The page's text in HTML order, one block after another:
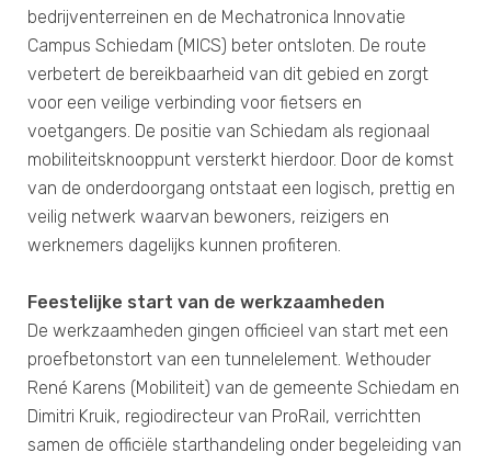
bedrijventerreinen en de Mechatronica Innovatie
Campus Schiedam (MICS) beter ontsloten. De route
verbetert de bereikbaarheid van dit gebied en zorgt
voor een veilige verbinding voor fietsers en
voetgangers. De positie van Schiedam als regionaal
mobiliteitsknooppunt versterkt hierdoor. Door de komst
van de onderdoorgang ontstaat een logisch, prettig en
veilig netwerk waarvan bewoners, reizigers en
werknemers dagelijks kunnen profiteren.
Feestelijke start van de werkzaamheden
De werkzaamheden gingen officieel van start met een
proefbetonstort van een tunnelelement. Wethouder
René Karens (Mobiliteit) van de gemeente Schiedam en
Dimitri Kruik, regiodirecteur van ProRail, verrichtten
samen de officiële starthandeling onder begeleiding van